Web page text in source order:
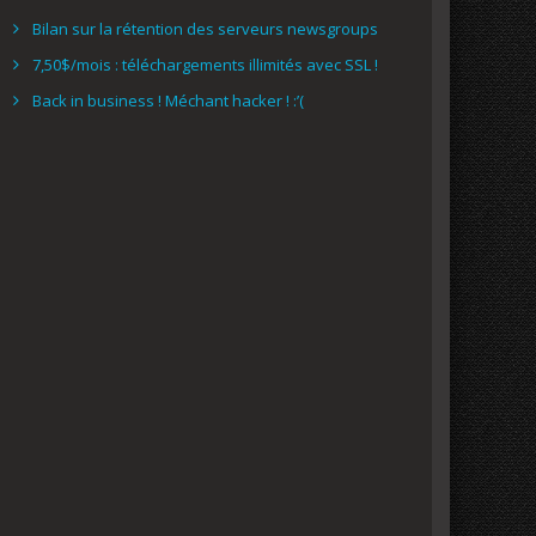
Bilan sur la rétention des serveurs newsgroups
7,50$/mois : téléchargements illimités avec SSL !
Back in business ! Méchant hacker ! :’(